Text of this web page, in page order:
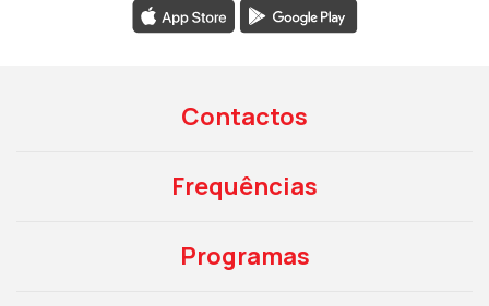
Contactos
Frequências
Programas